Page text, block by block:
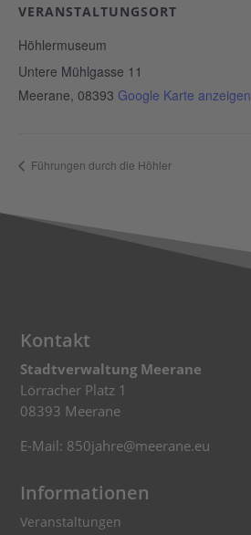
VERANSTALTUNGSORT
Höhlermuseum
Untere Mühlgasse 11
Meerane, 08393 Google Karte anzeigen
powered by
Führungen durch die Höhler
Kontakt
Stadtverwaltung Meerane
Lörracher Platz 1
08393 Meerane
E-Mail: 850jahre@meerane.eu
Informationen
Veranstaltungen